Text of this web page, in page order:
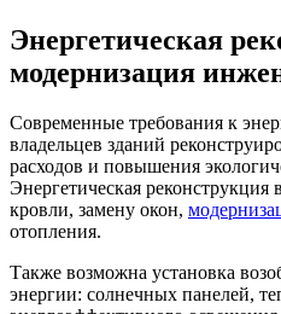
Энергетическая
модернизация
Современные требования к
владельцев зданий
расходов и повышения
Энергетическая реконструкция
кровли, замену окон,
отопления.
Также возможна установка
энергии: солнечных панелей,